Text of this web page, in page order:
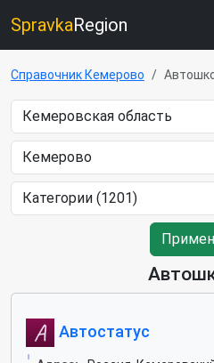
SpravkaRegion
Справочник Кемерово
Автостатус